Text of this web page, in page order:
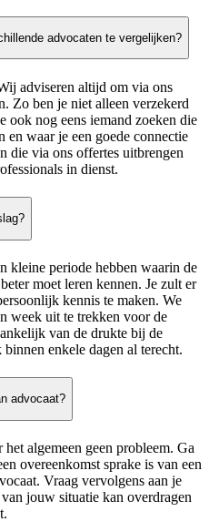
advocaten te vergelijken?
adviseren altijd om via ons
Zo ben je niet alleen verzekerd
ook nog eens iemand zoeken die
en waar je een goede connectie
die via ons offertes uitbrengen
in dienst.
kleine periode hebben waarin de
moet leren kennen. Je zult er
kennis te maken. We
week uit te trekken voor de
van de drukte bij de
enkele dagen al terecht.
advocaat?
algemeen geen probleem. Ga
overeenkomst sprake is van een
Vraag vervolgens aan je
jouw situatie kan overdragen